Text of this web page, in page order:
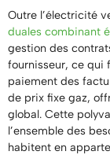
Outre l’électricité
duales combinant
gestion des
fournisseur, ce qui
paiement des
de prix fixe gaz,
global. Cette
l’ensemble des
habitent en